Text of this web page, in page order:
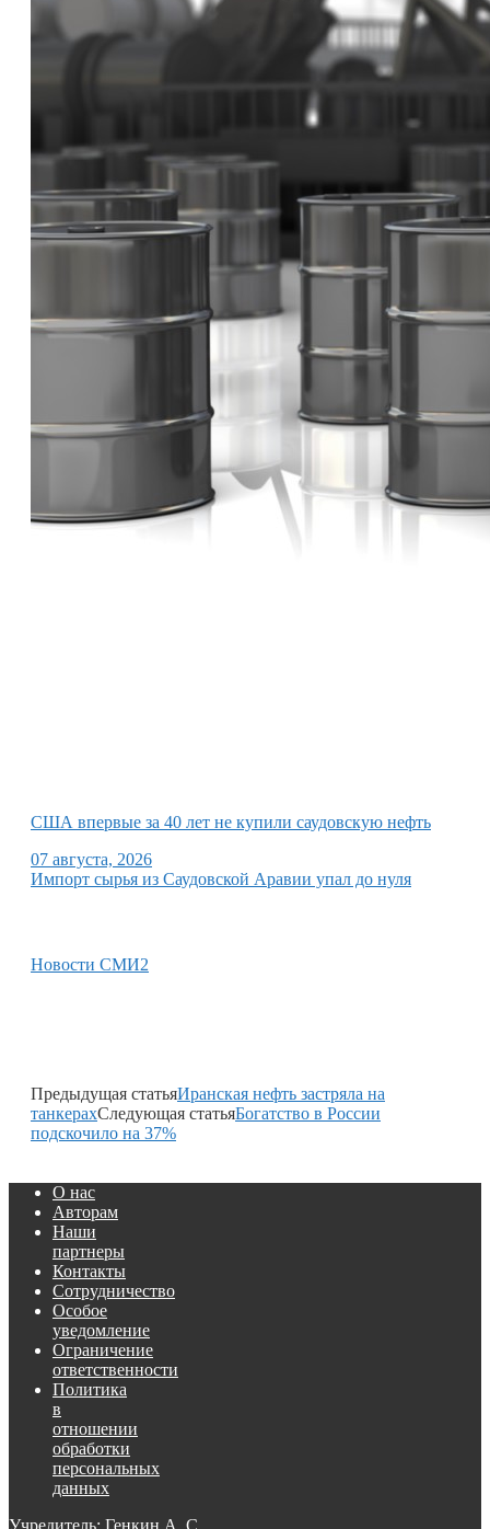
США впервые за 40 лет не купили саудовскую нефть
07 августа, 2026
Импорт сырья из Саудовской Аравии упал до нуля
Новости СМИ2
Предыдущая статьяИранская нефть застряла на
танкерахСледующая статьяБогатство в России
подскочило на 37%
О нас
Авторам
Наши
партнеры
Контакты
Сотрудничество
Особое
уведомление
Ограничение
ответственности
Политика
в
отношении
обработки
персональных
данных
Учредитель: Генкин А. С.